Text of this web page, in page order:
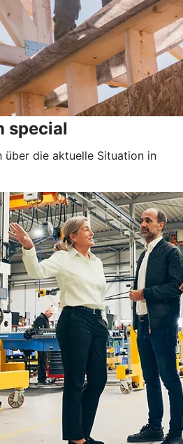
special
über die aktuelle Situation in